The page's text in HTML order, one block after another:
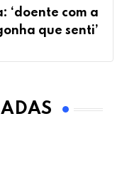
‘doente com a
que senti’